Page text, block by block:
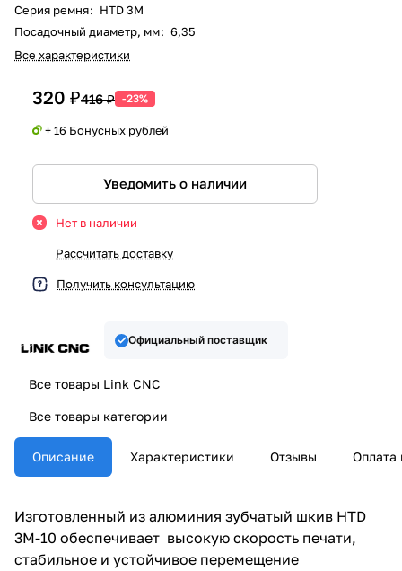
Серия ремня: HTD 3M
Посадочный диаметр, мм: 6,35
Все характеристики
320 ₽416 ₽ -23%
+ 16 Бонусных рублей
Уведомить о наличии
Нет в наличии
Рассчитать доставку
Получить консультацию
Официальный поставщик
Все товары Link CNC
Все товары категории
Описание Характеристики Отзывы Оплата
Изготовленный из алюминия зубчатый шкив HTD
3M-10 обеспечивает высокую скорость печати,
стабильное и устойчивое перемещение